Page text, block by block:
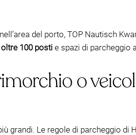
del porto, TOP Nautisch
oltre 100 posti e spazi di parcheggio
o
grandi. Le regole di parcheggio di